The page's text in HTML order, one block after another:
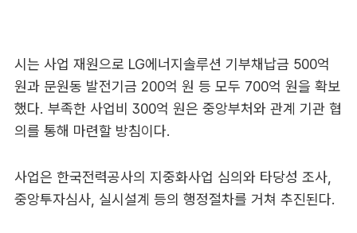
시는 사업 재원으로 LG에너지솔루션 기부채납금 500억
원과 문원동 발전기금 200억 원 등 모두 700억 원을 확보
했다. 부족한 사업비 300억 원은 중앙부처와 관계 기관 협
의를 통해 마련할 방침이다.
사업은 한국전력공사의 지중화사업 심의와 타당성 조사,
중앙투자심사, 실시설계 등의 행정절차를 거쳐 추진된다.